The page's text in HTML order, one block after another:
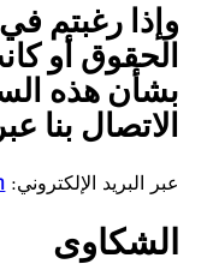
وإذا رغبتم
الحقوق أو
بشأن هذه
الاتصال بنا
عبر البريد الإلكتروني:
الشكاوى